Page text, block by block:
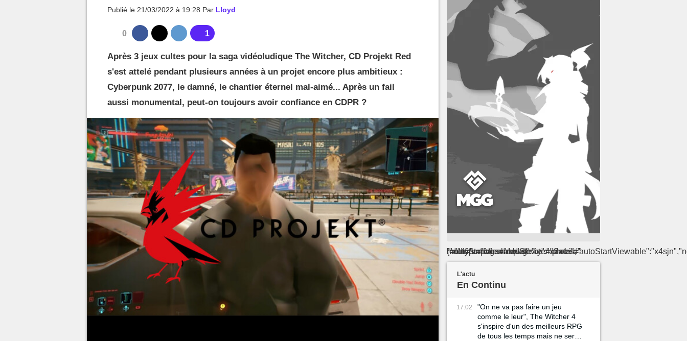
Publié le 21/03/2022 à 19:28 Par Lloyd
0 1
Après 3 jeux cultes pour la saga vidéoludique The Witcher, CD Projekt Red
s'est attelé pendant plusieurs années à un projet encore plus ambitieux :
Cyberpunk 2077, le damné, le chantier éternel mal-aimé... Après un fail
aussi monumental, peut-on toujours avoir confiance en CDPR ?
"="" type-page="news" route="article.show" device="mobile" modifier="internal-page"
L'actu
En Continu
17:02
"On ne va pas faire un jeu
comme le leur", The Witcher 4
s'inspire d'un des meilleurs RPG
de tous les temps mais ne sera